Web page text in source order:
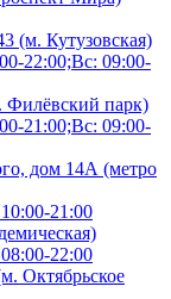
(м. Кутузовская)
22:00;Вс: 09:00-
Филёвский парк)
21:00;Вс: 09:00-
дом 14А (метро
21:00
22:00
Октябрьское